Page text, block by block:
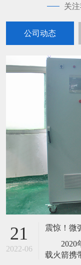
关
公司动态
21
2022-06
2020年
载火箭携